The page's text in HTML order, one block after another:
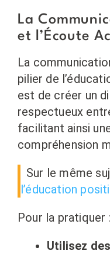
La
et l’Écoute
La
pilier de
est de créer un
respectueux
facilitant ainsi
compréhension
Sur le même
l’éducation
Pour la pratiquer :
Utilisez